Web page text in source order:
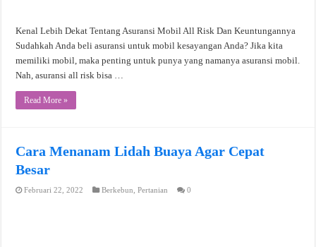
Kenal Lebih Dekat Tentang Asuransi Mobil All Risk Dan Keuntungannya
Sudahkah Anda beli asuransi untuk mobil kesayangan Anda? Jika kita
memiliki mobil, maka penting untuk punya yang namanya asuransi mobil.
Nah, asuransi all risk bisa …
Read More »
Cara Menanam Lidah Buaya Agar Cepat
Besar
Februari 22, 2022 Berkebun ,Pertanian 0